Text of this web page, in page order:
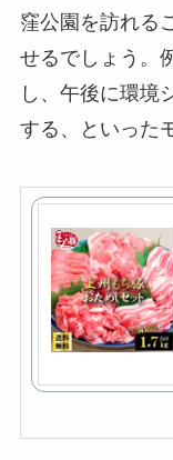
窪公園を訪れる
せるでしょう。
し、午後に環境
する、といった